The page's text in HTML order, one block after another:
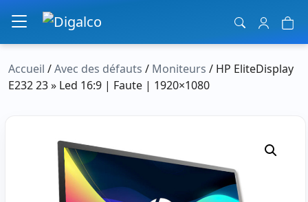
Navigation principale
Accueil /Avec des défauts / Moniteurs / HP EliteDisplay
E232 23 » Led 16:9 | Faute | 1920×1080